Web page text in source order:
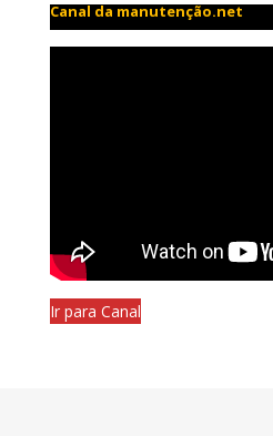
Canal da manutenção.net
Ir para Canal